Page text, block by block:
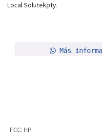
Local Solutekpty.
Más
FCC: HP